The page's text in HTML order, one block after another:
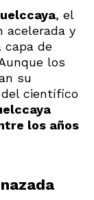
, el
acelerada y
capa de
los
su
del científico
los años